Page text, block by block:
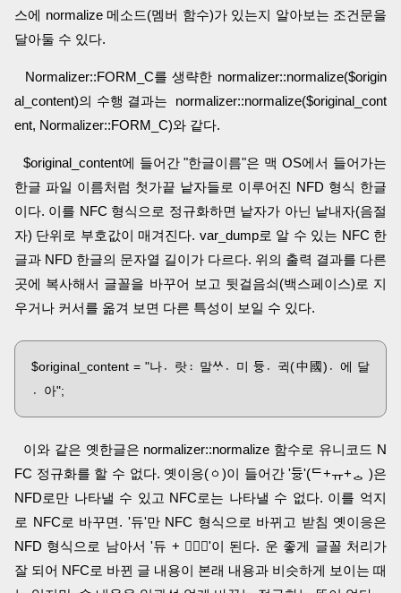
스에 normalize 메소드(멤버 함수)가 있는지 알아보는 조건문을
달아둘 수 있다.
Normalizer::FORM_C를 생략한 normalizer::normalize($origin
al_content)의 수행 결과는 normalizer::normalize($original_cont
ent, Normalizer::FORM_C)와 같다.
$original_content에 들어간 "한글이름"은 맥 OS에서 들어가는
한글 파일 이름처럼 첫가끝 낱자들로 이루어진 NFD 형식 한글
이다. 이를 NFC 형식으로 정규화하면 낱자가 아닌 낱내자(음절
자) 단위로 부호값이 매겨진다. var_dump로 알 수 있는 NFC 한
글과 NFD 한글의 문자열 길이가 다르다. 위의 출력 결과를 다른
곳에 복사해서 글꼴을 바꾸어 보고 뒷걸음쇠(백스페이스)로 지
우거나 커서를 옮겨 보면 다른 특성이 보일 수 있다.
$original_content = "나랏〮말〯ᄊᆞ미〮 듀ᇰ귁〮(中國)에〮 달
아〮";
이와 같은 옛한글은 normalizer::normalize 함수로 유니코드 N
FC 정규화를 할 수 없다. 옛이응(ㆁ)이 들어간 '듀ᇰ'(ᄃᅠ+ᅟᅲ+ᅟᅠᇰ )은
NFD로만 나타낼 수 있고 NFC로는 나타낼 수 없다. 이를 억지
로 NFC로 바꾸면. '듀'만 NFC 형식으로 바뀌고 받침 옛이응은
NFD 형식으로 남아서 '듀 + ᅟᅠᇰᅟ'이 된다. 운 좋게 글꼴 처리가
잘 되어 NFC로 바뀐 글 내용이 본래 내용과 비슷하게 보이는 때